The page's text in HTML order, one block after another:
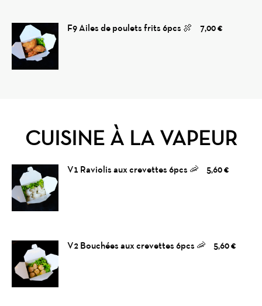
F9 Ailes de poulets frits 6pcs 🍖 7,00 €
CUISINE À LA VAPEUR
V1 Raviolis aux crevettes 6pcs 🦐 5,60 €
V2 Bouchées aux crevettes 6pcs 🦐 5,60 €